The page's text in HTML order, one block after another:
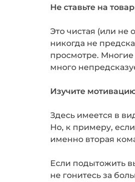
Не ставьте на
Это чистая (или не
никогда не
просмотре. Многие
много
Изучите
Здесь имеется в
Но, к примеру,
именно вторая
Если подытожить
не гонитесь за